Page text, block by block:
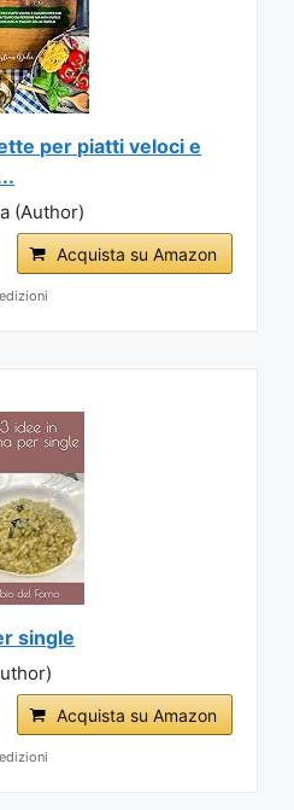
per piatti veloci e
(Author)
Acquista su Amazon
single
Acquista su Amazon